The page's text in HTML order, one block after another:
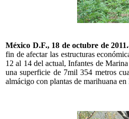
México D.F., 18 de octubre de
fin de afectar las estructuras
12 al 14 del actual, Infantes de
una superficie de 7mil 354 metros
almácigo con plantas de marihuana